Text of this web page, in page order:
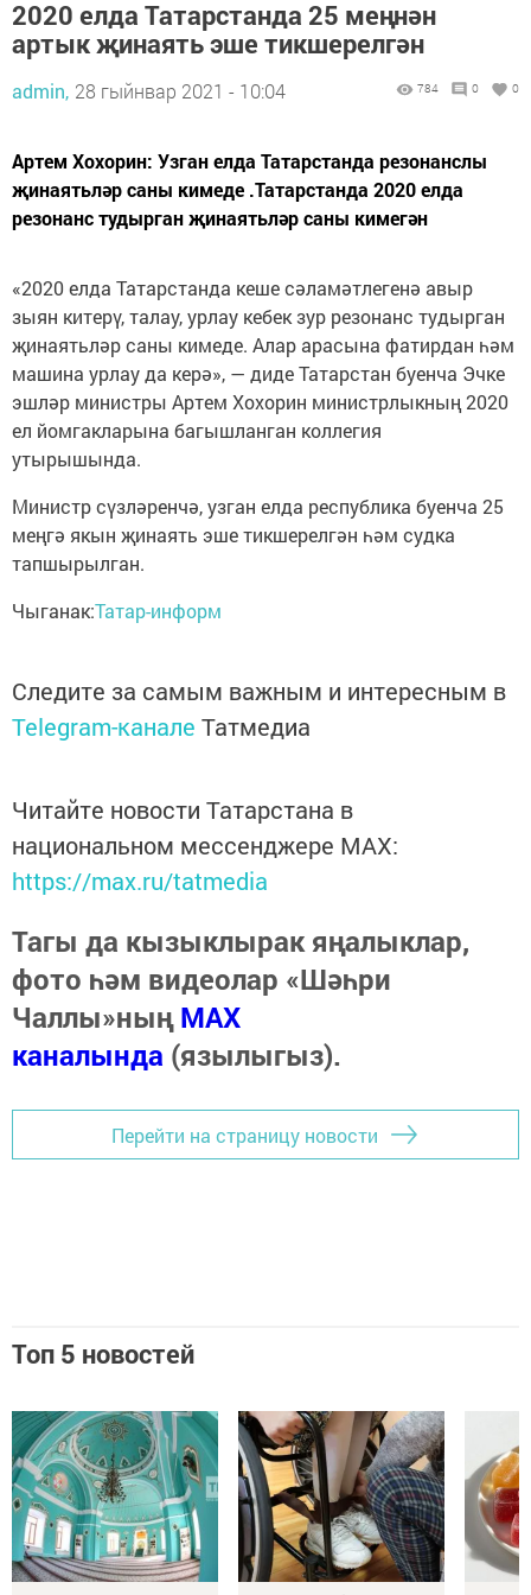
2020 елда Татарстанда 25 меңнән
артык җинаять эше тикшерелгән
admin, 28 гыйнвар 2021 - 10:04 784 0 0
Артем Хохорин: Узган елда Татарстанда резонанслы
җинаятьләр саны кимеде .Татарстанда 2020 елда
резонанс тудырган җинаятьләр саны кимегән
«2020 елда Татарстанда кеше сәламәтлегенә авыр
зыян китерү, талау, урлау кебек зур резонанс тудырган
җинаятьләр саны кимеде. Алар арасына фатирдан һәм
машина урлау да керә», — диде Татарстан буенча Эчке
эшләр министры Артем Хохорин министрлыкның 2020
ел йомгакларына багышланган коллегия
утырышында.
Министр сүзләренчә, узган елда республика буенча 25
меңгә якын җинаять эше тикшерелгән һәм судка
тапшырылган.
Чыганак:Татар-информ
Следите за самым важным и интересным в
Telegram-канале Татмедиа
Читайте новости Татарстана в
национальном мессенджере MАХ:
https://max.ru/tatmedia
Тагы да кызыклырак яңалыклар,
фото һәм видеолар «Шәһри
Чаллы»ныңMAX
каналында (язылыгыз).
Перейти на страницу новости
Топ 5 новостей